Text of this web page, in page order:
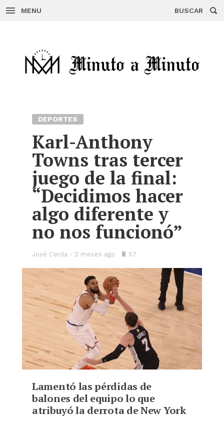
MENU BUSCAR
DEPORTES
Karl-Anthony
Towns tras tercer
juego de la final:
“Decidimos hacer
algo diferente y
no nos funcionó”
José Cerda 2 meses ago
•57
Lamentó las pérdidas de
balones del equipo lo que
atribuyó la derrota de New York